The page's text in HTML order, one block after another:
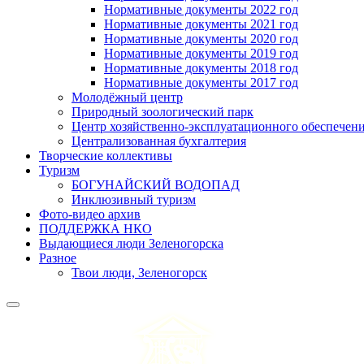
Нормативные документы 2022 год
Нормативные документы 2021 год
Нормативные документы 2020 год
Нормативные документы 2019 год
Нормативные документы 2018 год
Нормативные документы 2017 год
Молодёжный центр
Природный зоологический парк
Центр хозяйственно-эксплуатационного
Централизованная бухгалтерия
Творческие коллективы
Туризм
БОГУНАЙСКИЙ ВОДОПАД
Инклюзивный туризм
Фото-видео архив
ПОДДЕРЖКА НКО
Выдающиеся люди Зеленогорска
Разное
Твои люди, Зеленогорск